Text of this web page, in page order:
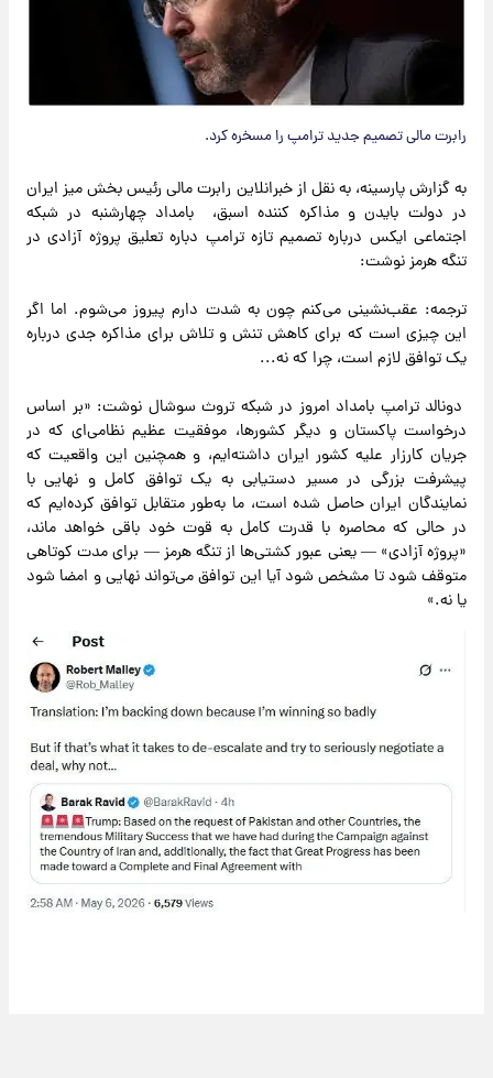
رابرت مالی تصمیم جدید ترامپ را مسخره کرد.
به گزارش پارسینه، به نقل از خبرانلاین رابرت مالی رئیس بخش میز ایران
در دولت بایدن و مذاکره کننده اسبق، بامداد چهارشنبه در شبکه
اجتماعی ایکس درباره تصمیم تازه ترامپ دباره تعلیق پروژه آزادی در
تنگه هرمز نوشت:
ترجمه: عقب‌نشینی می‌کنم چون به شدت دارم پیروز می‌شوم. اما اگر
این چیزی است که برای کاهش تنش و تلاش برای مذاکره جدی درباره
یک توافق لازم است، چرا که نه...
دونالد ترامپ بامداد امروز در شبکه تروث سوشال نوشت: «بر اساس
درخواست پاکستان و دیگر کشورها، موفقیت عظیم نظامی‌ای که در
جریان کارزار علیه کشور ایران داشته‌ایم، و همچنین این واقعیت که
پیشرفت بزرگی در مسیر دستیابی به یک توافق کامل و نهایی با
نمایندگان ایران حاصل شده است، ما به‌طور متقابل توافق کرده‌ایم که
در حالی که محاصره با قدرت کامل به قوت خود باقی خواهد ماند،
«پروژه آزادی» — یعنی عبور کشتی‌ها از تنگه هرمز — برای مدت کوتاهی
متوقف شود تا مشخص شود آیا این توافق می‌تواند نهایی و امضا شود
یا نه.»